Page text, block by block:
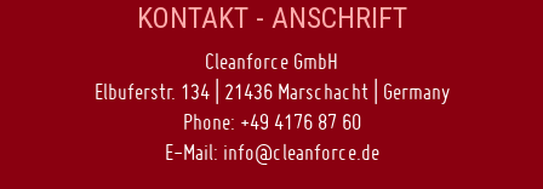
KONTAKT - ANSCHRIFT
Cleanforce GmbH
Elbuferstr. 134 | 21436 Marschacht | Germany
Phone: +49 4176 87 60
E-Mail: info@cleanforce.de